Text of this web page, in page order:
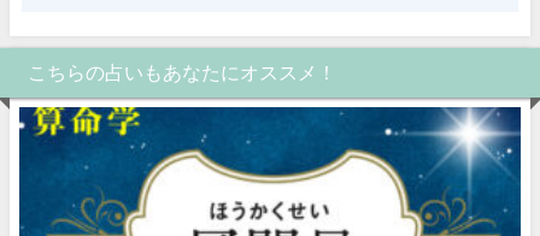
こちらの占いもあなたにオススメ！